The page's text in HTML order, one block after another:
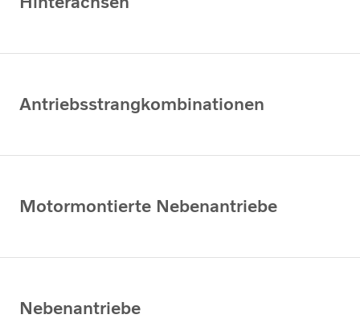
Antriebsstrangkombinationen
Motormontierte Nebenantriebe
Nebenantriebe